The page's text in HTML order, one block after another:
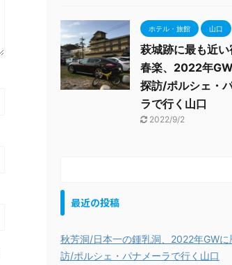
ホテル・旅館 山口
萩城跡に最も近
春楽、2022年
探訪/ポルシェ・
ラで行く山口
2022/9/2
最近の投稿
秋芳洞/日本一の鍾乳洞、2022年GWに
訪/ポルシェ・パナメーラで行く山口